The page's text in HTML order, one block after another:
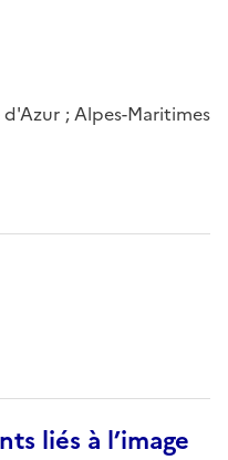
; Alpes-Maritimes
liés à l’image